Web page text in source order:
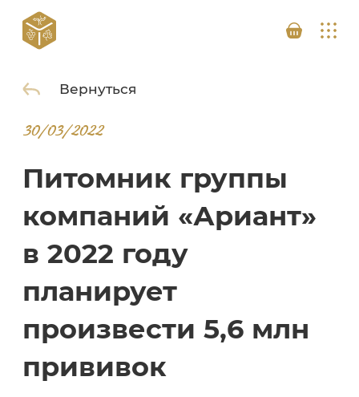
Вернуться
30/03/2022
Питомник группы
компаний «Ариант»
в 2022 году
планирует
произвести 5,6 млн
прививок